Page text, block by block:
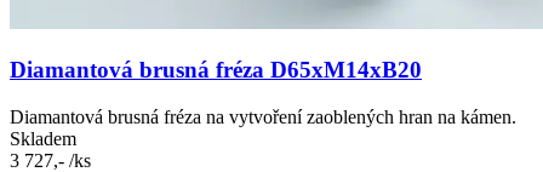
Diamantová brusná fréza D65xM14xB20
Diamantová brusná fréza na vytvoření zaoblených hran na kámen.
Skladem
3 727,- /ks